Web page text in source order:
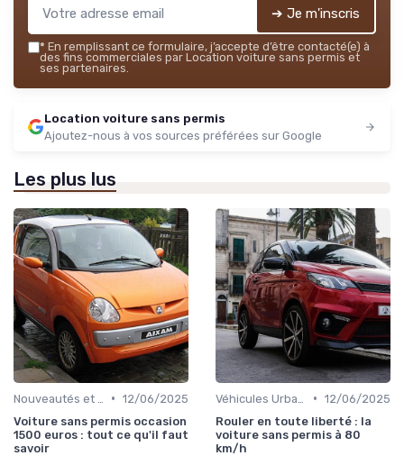
➔ Je m'inscris
* En remplissant ce formulaire, j’accepte d’être contacté(e) à
des fins commerciales par Location voiture sans permis et
ses partenaires.
Location voiture sans permis
Ajoutez-nous à vos sources préférées sur Google
Les plus lus
• 12/06/2025
Voiture sans permis occasion
1500 euros : tout ce qu'il faut
savoir
• 12/06/2025
Rouler en toute liberté : la
voiture sans permis à 80
km/h